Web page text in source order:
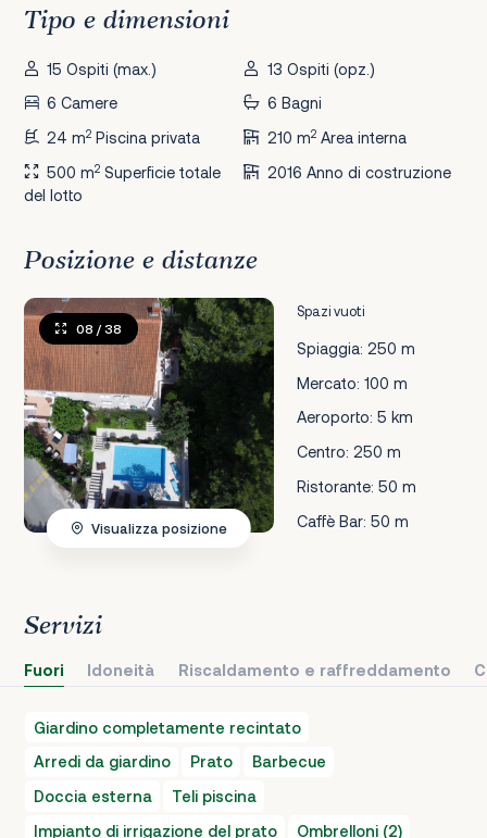
Tipo e dimensioni
15 Ospiti (max.)
13 Ospiti (opz.)
6 Camere
6 Bagni
24 m2 Piscina privata 210 m2Area interna
500 m2 Superficie totale
del lotto
2016 Anno di costruzione
Posizione e distanze
Spazi vuoti
Spiaggia: 250 m
Mercato: 100 m
Aeroporto: 5 km
Centro: 250 m
Ristorante: 50 m
Caffè Bar: 50 m
08 / 38
Visualizza posizione
Servizi
Fuori Idoneità Riscaldamento e raffreddamento
Giardino completamente recintato
Arredi da giardino
Prato
Barbecue
Doccia esterna
Teli piscina
Impianto di irrigazione del prato
Ombrelloni (2)